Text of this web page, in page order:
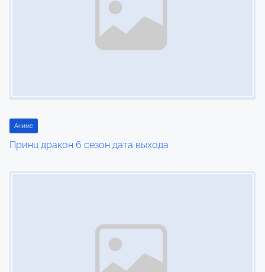
tАниме
Принц дракон 6 сезон дата выхода